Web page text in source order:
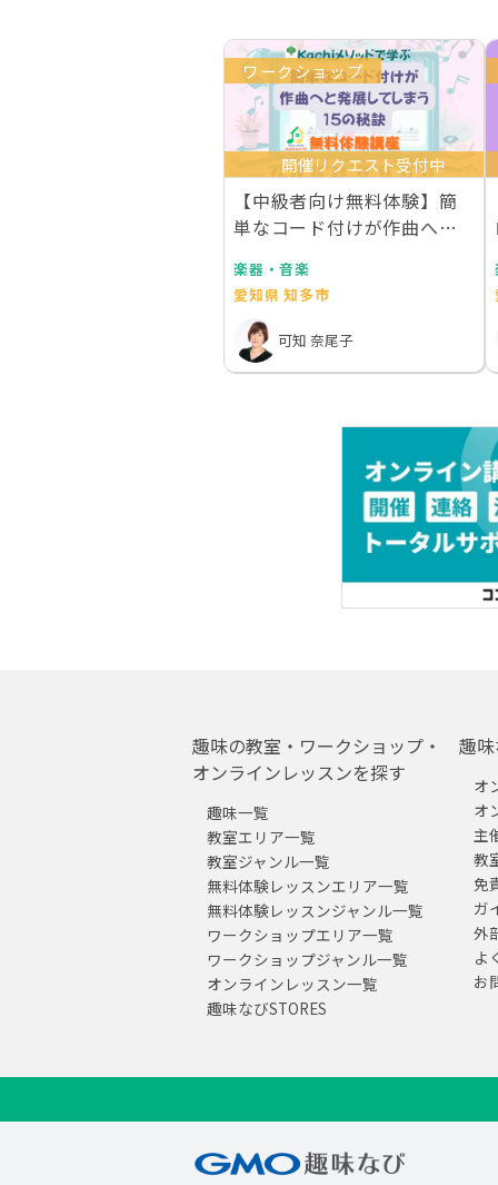
ワークショップ
開催リクエスト受付中
【中級者向け無料体験】簡
単なコード付けが作曲へと
楽器・音楽
愛知県 知多市
可知 奈尾子
趣味の教室・ワークショップ・
オンラインレッスンを探す
趣味一覧
教室エリア一覧
教室ジャンル一覧
無料体験レッスンエリア一覧
無料体験レッスンジャンル一覧
ワークショップエリア一覧
ワークショップジャンル一覧
オンラインレッスン一覧
趣味なびSTORES
趣
オ
オ
主
教
免
ガ
外
よ
お